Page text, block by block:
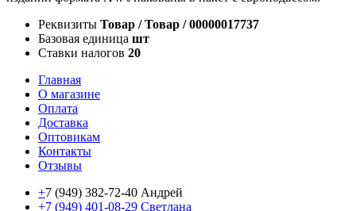
Реквизиты Товар / Товар / 00000017737
Базовая единица шт
Ставки налогов 20
Главная
О магазине
Оплата
Доставка
Оптовикам
Контакты
Отзывы
+7 (949) 382-72-40 Андрей
+7 (949) 401-08-29 Светлана